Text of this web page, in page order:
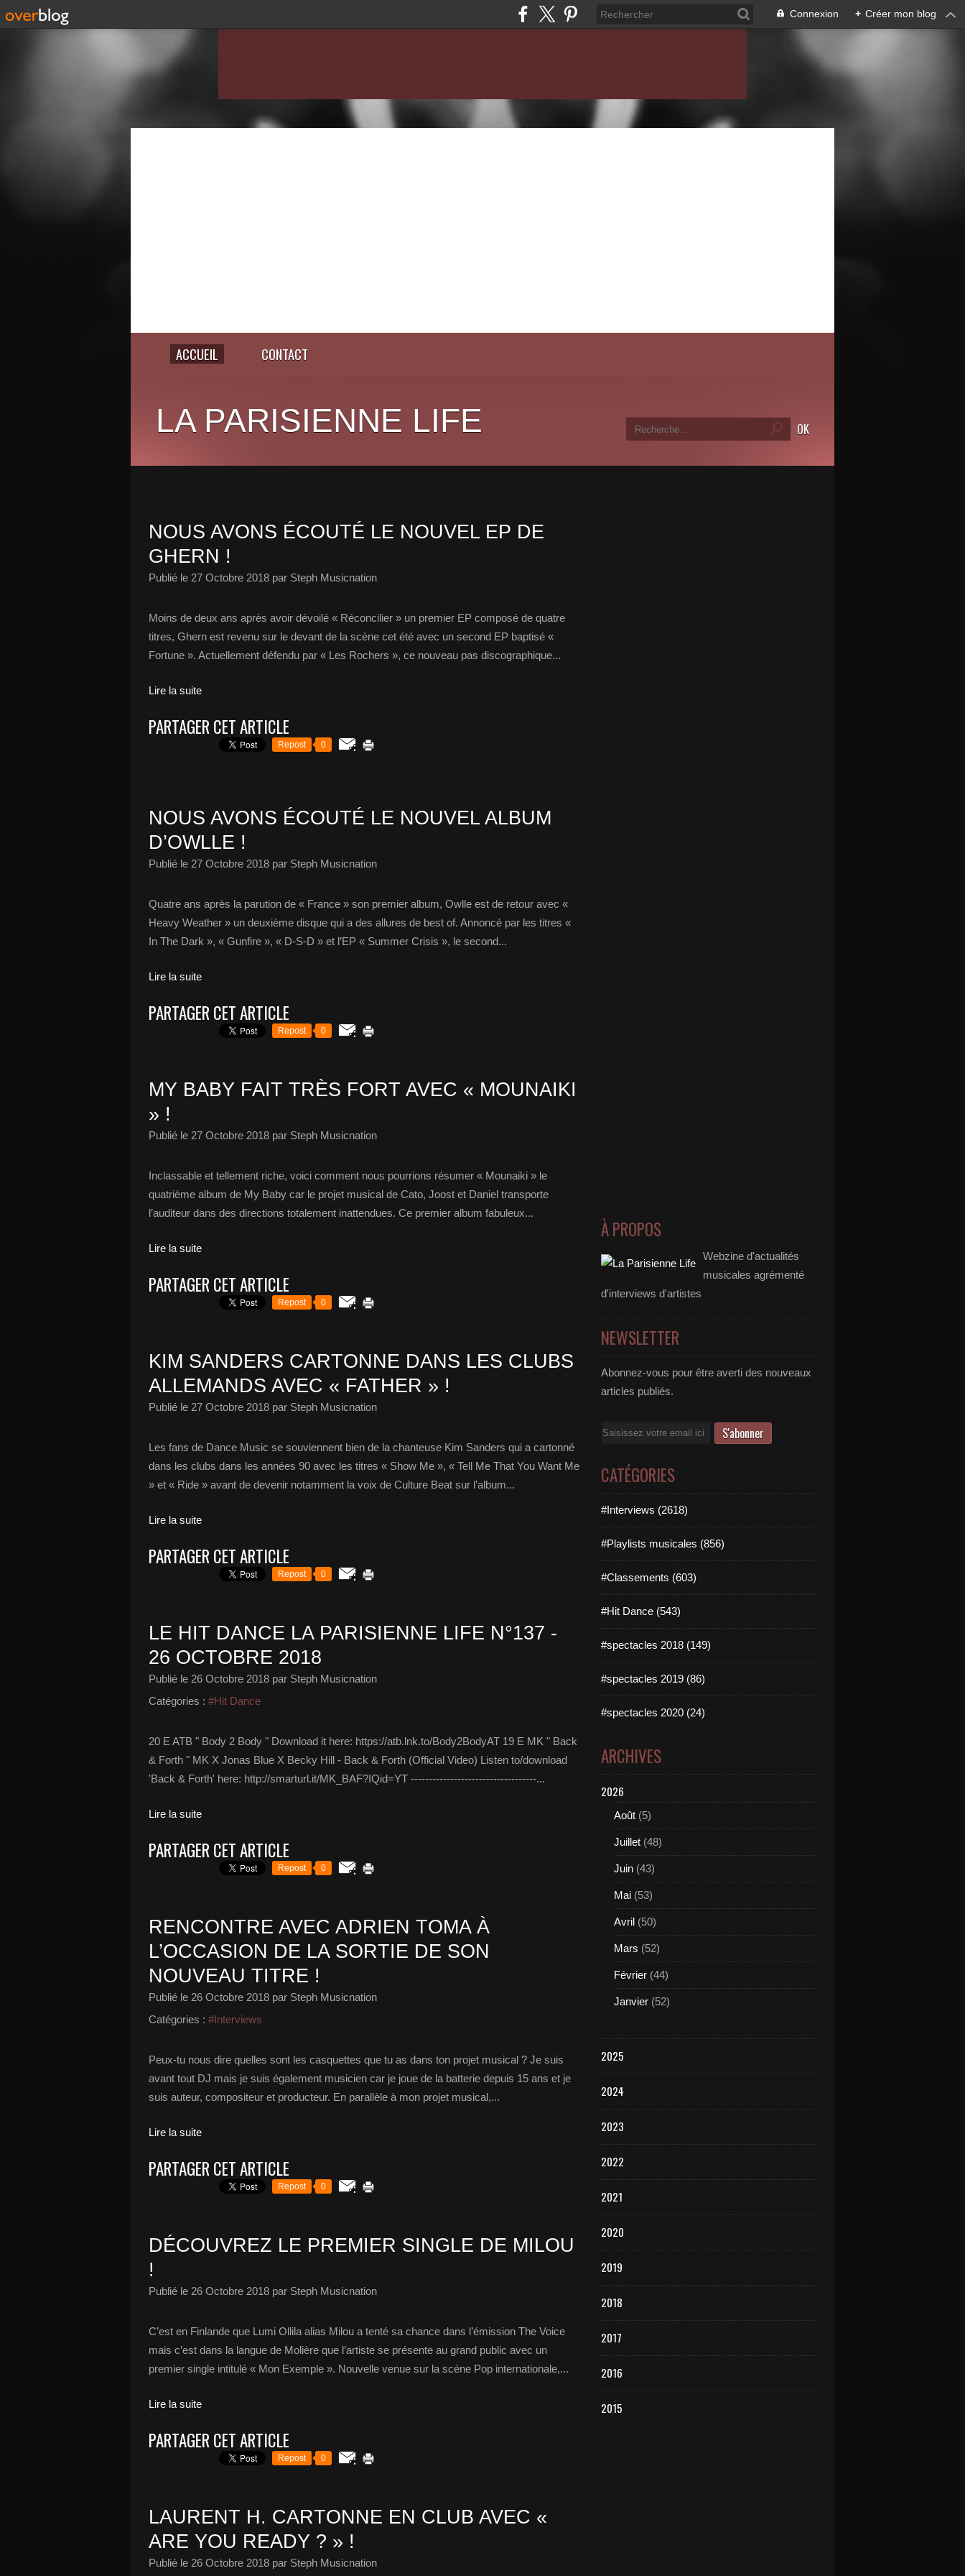
Connexion + Créer mon blog
ACCUEIL CONTACT
LA PARISIENNE LIFE
NOUS AVONS ÉCOUTÉ LE NOUVEL EP DE
GHERN !
Publié le 27 Octobre 2018 par Steph Musicnation
Moins de deux ans après avoir dévoilé « Réconcilier » un premier EP composé de quatre
titres, Ghern est revenu sur le devant de la scène cet été avec un second EP baptisé «
Fortune ». Actuellement défendu par « Les Rochers », ce nouveau pas discographique...
Lire la suite
PARTAGER CET ARTICLE
Repost 0
NOUS AVONS ÉCOUTÉ LE NOUVEL ALBUM
D’OWLLE !
Publié le 27 Octobre 2018 par Steph Musicnation
Quatre ans après la parution de « France » son premier album, Owlle est de retour avec «
Heavy Weather » un deuxième disque qui a des allures de best of. Annoncé par les titres «
In The Dark », « Gunfire », « D-S-D » et l’EP « Summer Crisis », le second...
Lire la suite
PARTAGER CET ARTICLE
Repost 0
MY BABY FAIT TRÈS FORT AVEC « MOUNAIKI
» !
Publié le 27 Octobre 2018 par Steph Musicnation
Inclassable et tellement riche, voici comment nous pourrions résumer « Mounaiki » le
quatrième album de My Baby car le projet musical de Cato, Joost et Daniel transporte
l’auditeur dans des directions totalement inattendues. Ce premier album fabuleux...
Lire la suite
PARTAGER CET ARTICLE
Repost 0
KIM SANDERS CARTONNE DANS LES CLUBS
ALLEMANDS AVEC « FATHER » !
Publié le 27 Octobre 2018 par Steph Musicnation
Les fans de Dance Music se souviennent bien de la chanteuse Kim Sanders qui a cartonné
dans les clubs dans les années 90 avec les titres « Show Me », « Tell Me That You Want Me
» et « Ride » avant de devenir notamment la voix de Culture Beat sur l’album...
Lire la suite
PARTAGER CET ARTICLE
Repost 0
LE HIT DANCE LA PARISIENNE LIFE N°137 -
26 OCTOBRE 2018
Publié le 26 Octobre 2018 par Steph Musicnation
Catégories : #Hit Dance
20 E ATB " Body 2 Body " Download it here: https://atb.lnk.to/Body2BodyAT 19 E MK " Back
& Forth " MK X Jonas Blue X Becky Hill - Back & Forth (Official Video) Listen to/download
'Back & Forth' here: http://smarturl.it/MK_BAF?IQid=YT -----------------------------------...
Lire la suite
PARTAGER CET ARTICLE
Repost 0
RENCONTRE AVEC ADRIEN TOMA À
L’OCCASION DE LA SORTIE DE SON
NOUVEAU TITRE !
Publié le 26 Octobre 2018 par Steph Musicnation
Catégories : #Interviews
Peux-tu nous dire quelles sont les casquettes que tu as dans ton projet musical ? Je suis
avant tout DJ mais je suis également musicien car je joue de la batterie depuis 15 ans et je
suis auteur, compositeur et producteur. En parallèle à mon projet musical,...
Lire la suite
PARTAGER CET ARTICLE
Repost 0
DÉCOUVREZ LE PREMIER SINGLE DE MILOU
!
Publié le 26 Octobre 2018 par Steph Musicnation
C’est en Finlande que Lumi Ollila alias Milou a tenté sa chance dans l’émission The Voice
mais c’est dans la langue de Molière que l’artiste se présente au grand public avec un
premier single intitulé « Mon Exemple ». Nouvelle venue sur la scène Pop internationale,...
Lire la suite
PARTAGER CET ARTICLE
Repost 0
LAURENT H. CARTONNE EN CLUB AVEC «
ARE YOU READY ? » !
Publié le 26 Octobre 2018 par Steph Musicnation
À PROPOS
Webzine d'actualités
musicales agrémenté
d'interviews d'artistes
NEWSLETTER
Abonnez-vous pour être averti des nouveaux
articles publiés.
Email
CATÉGORIES
#Interviews (2618)
#Playlists musicales (856)
#Classements (603)
#Hit Dance (543)
#spectacles 2018 (149)
#spectacles 2019 (86)
#spectacles 2020 (24)
ARCHIVES
2026
Août (5)
Juillet (48)
Juin (43)
Mai (53)
Avril (50)
Mars (52)
Février (44)
Janvier (52)
2025
2024
2023
2022
2021
2020
2019
2018
2017
2016
2015